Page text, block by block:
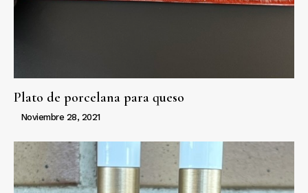
Plato de porcelana para queso
Noviembre 28, 2021